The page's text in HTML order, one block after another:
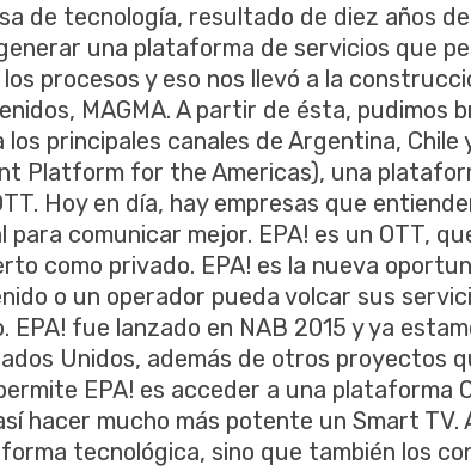
de tecnología, resultado de diez años
una plataforma de servicios que
procesos y eso nos llevó a la
MAGMA. A partir de ésta, pudimos
principales canales de Argentina, Chile
Platform for the Americas), una
Hoy en día, hay empresas que
comunicar mejor. EPA! es un OTT,
como privado. EPA! es la nueva
o un operador pueda volcar sus
EPA! fue lanzado en NAB 2015 y ya
Unidos, además de otros proyectos
EPA! es acceder a una plataforma
hacer mucho más potente un Smart TV.
tecnológica, sino que también los